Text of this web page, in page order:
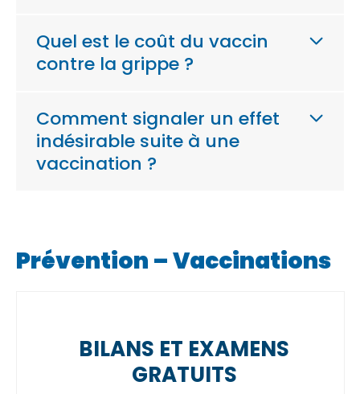
Quel est le coût du vaccin
contre la grippe ?
Comment signaler un effet
indésirable suite à une
vaccination ?
Prévention – Vaccinations
BILANS ET EXAMENS
GRATUITS